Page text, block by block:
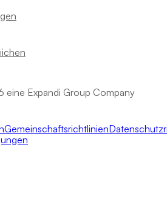
eine Expandi Group Company
Gemeinschaftsrichtlinien